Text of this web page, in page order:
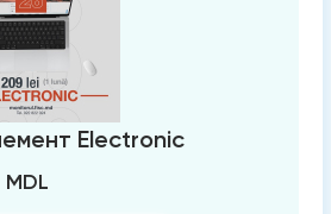
Electronic
MDL